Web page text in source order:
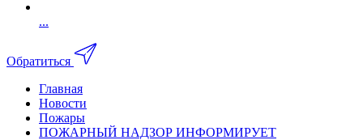
...
Обратиться
Главная
Новости
Пожары
ПОЖАРНЫЙ НАДЗОР ИНФОРМИРУЕТ